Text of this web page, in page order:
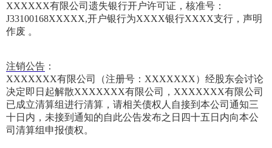
XXXXXX有限公司遗失银行开户许可证，核准号：
J33100168XXXXX,开户银行为XXXX银行XXXX支行，声明
作废 。
注销公告 ：
XXXXXXX有限公司（注册号：XXXXXXX）经股东会讨论
决定即日起解散XXXXXXX有限公司，XXXXXXX有限公司
已成立清算组进行清算，请相关债权人自接到本公司通知三
十日内，未接到通知的自此公告发布之日四十五日内向本公
司清算组申报债权。